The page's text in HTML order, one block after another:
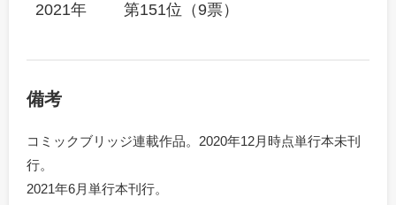
2021年 第151位（9票）
備考
コミックブリッジ連載作品。2020年12月時点単行本未刊
行。
2021年6月単行本刊行。